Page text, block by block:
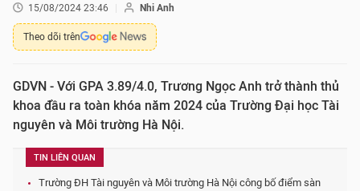
15/08/2024 23:46 Nhi Anh
Theo dõi trên
GDVN - Với GPA 3.89/4.0, Trương Ngọc Anh trở thành thủ
khoa đầu ra toàn khóa năm 2024 của Trường Đại học Tài
nguyên và Môi trường Hà Nội.
TIN LIÊN QUAN
Trường ĐH Tài nguyên và Môi trường Hà Nội công bố điểm sàn